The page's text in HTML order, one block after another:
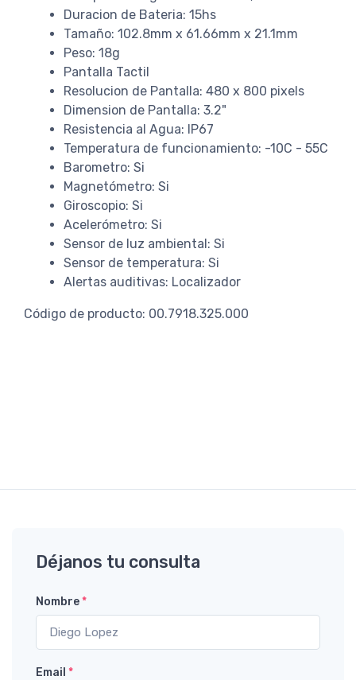
Duracion de Bateria: 15hs
Tamaño: 102.8mm x 61.66mm x 21.1mm
Peso: 18g
Pantalla Tactil
Resolucion de Pantalla: 480 x 800 pixels
Dimension de Pantalla: 3.2"
Resistencia al Agua: IP67
Temperatura de funcionamiento: -10C - 55C
Barometro: Si
Magnetómetro: Si
Giroscopio: Si
Acelerómetro: Si
Sensor de luz ambiental: Si
Sensor de temperatura: Si
Alertas auditivas: Localizador
Código de producto: 00.7918.325.000
Déjanos tu consulta
Nombre*
Email *